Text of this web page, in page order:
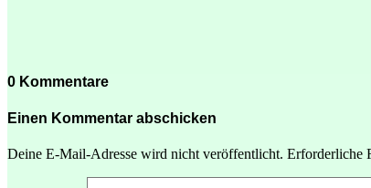
0 Kommentare
Einen Kommentar abschicken
Deine E-Mail-Adresse wird nicht veröffentlicht. Erforderliche